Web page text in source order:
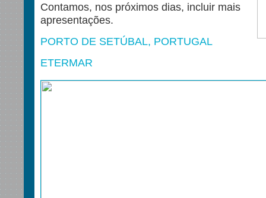
Contamos, nos próximos dias, incluir mais
apresentações.
PORTO DE SETÚBAL, PORTUGAL
ETERMAR